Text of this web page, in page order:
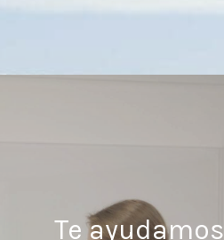
Te ayudamos